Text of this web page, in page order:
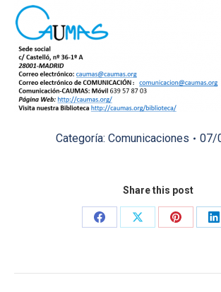
Categoría: Comunicaciones 07/
Share this post
Share
Share
Share